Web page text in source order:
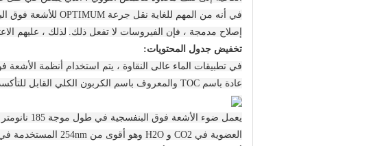
في أنه من المهم للغاية نقل جرعة OPTIMUM للأشعة فوق البنفسجية لمنع الإصلاح.
إصلاح مدمجة ، فإن الفيروسات لا تفعل ذلك. لذلك ، عليهم
تخفيض جدول المحتويات:
في تطبيقات الماء عالى النقاوة ، يتم استخدام أنظمة الأشعة
عادة باسم TOC والمعروف باسم الكربون الكلي القابل للتأكسد.
يعمل ضوء
العضوية في CO2 و H2O وهو أقوى من 254nm المستخدمة في تطبيقات التطهير.